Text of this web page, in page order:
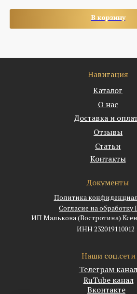
В корзину
Навигация
Каталог
О нас
Доставка и
ИП Малькова (Востротина)
ИНН 232019110012
Политика
Отзывы
Статьи
RuTube канал
Наши соц.сети
Телеграм канал
Контакты
Документы
Вконтакте
Согласие на обработку